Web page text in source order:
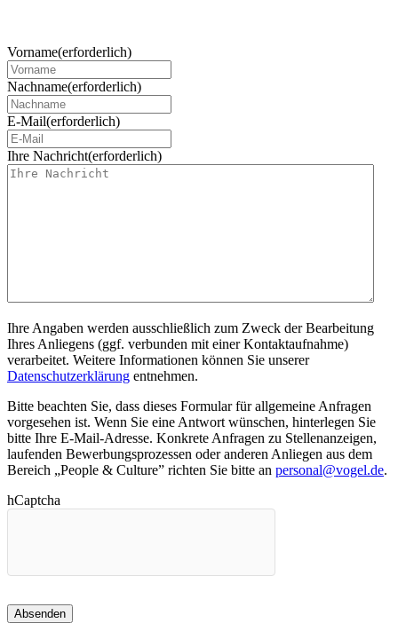
Vorname(erforderlich)
Nachname(erforderlich)
E-Mail(erforderlich)
Ihre Nachricht(erforderlich)
Ihre Angaben werden ausschließlich zum Zweck der Bearbeitung
Ihres Anliegens (ggf. verbunden mit einer Kontaktaufnahme)
verarbeitet. Weitere Informationen können Sie unserer
Datenschutzerklärung entnehmen.
Bitte beachten Sie, dass dieses Formular für allgemeine Anfragen
vorgesehen ist. Wenn Sie eine Antwort wünschen, hinterlegen Sie
bitte Ihre E-Mail-Adresse. Konkrete Anfragen zu Stellenanzeigen,
laufenden Bewerbungsprozessen oder anderen Anliegen aus dem
Bereich „People & Culture” richten Sie bitte an personal@vogel.de.
hCaptcha